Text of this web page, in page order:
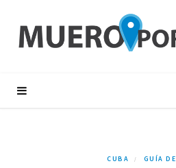
CUBA GUÍA